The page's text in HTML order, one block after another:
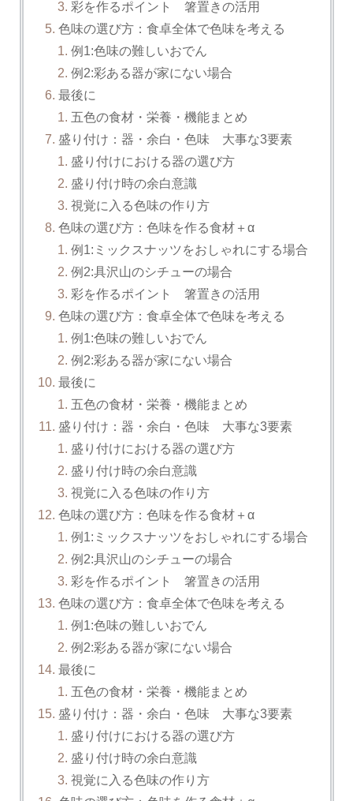
彩を作るポイント 箸置きの活用
色味の選び方：食卓全体で色味を考える
例1:色味の難しいおでん
例2:彩ある器が家にない場合
最後に
五色の食材・栄養・機能まとめ
盛り付け：器・余白・色味 大事な3要素
盛り付けにおける器の選び方
盛り付け時の余白意識
視覚に入る色味の作り方
色味の選び方：色味を作る食材＋α
例1:ミックスナッツをおしゃれにする場合
例2:具沢山のシチューの場合
彩を作るポイント 箸置きの活用
色味の選び方：食卓全体で色味を考える
例1:色味の難しいおでん
例2:彩ある器が家にない場合
最後に
五色の食材・栄養・機能まとめ
盛り付け：器・余白・色味 大事な3要素
盛り付けにおける器の選び方
盛り付け時の余白意識
視覚に入る色味の作り方
色味の選び方：色味を作る食材＋α
例1:ミックスナッツをおしゃれにする場合
例2:具沢山のシチューの場合
彩を作るポイント 箸置きの活用
色味の選び方：食卓全体で色味を考える
例1:色味の難しいおでん
例2:彩ある器が家にない場合
最後に
五色の食材・栄養・機能まとめ
盛り付け：器・余白・色味 大事な3要素
盛り付けにおける器の選び方
盛り付け時の余白意識
視覚に入る色味の作り方